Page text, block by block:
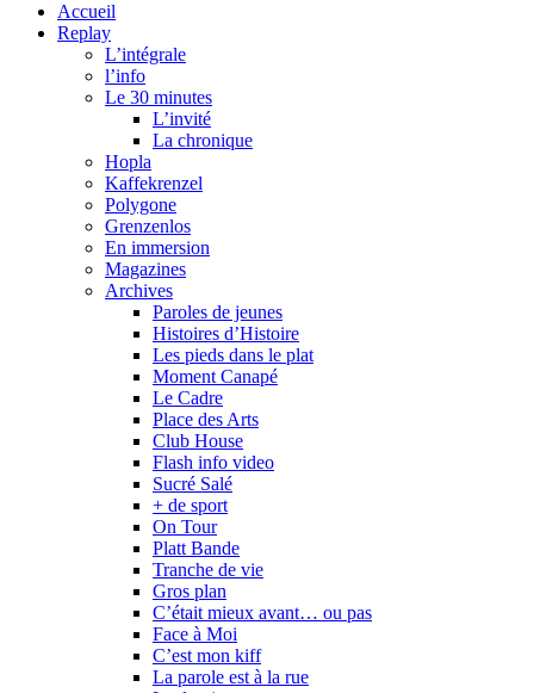
Accueil
Replay
L’intégrale
l’info
Le 30 minutes
L’invité
La chronique
Hopla
Kaffekrenzel
Polygone
Grenzenlos
En immersion
Magazines
Archives
Paroles de jeunes
Histoires d’Histoire
Les pieds dans le plat
Moment Canapé
Le Cadre
Place des Arts
Club House
Flash info video
Sucré Salé
+ de sport
On Tour
Platt Bande
Tranche de vie
Gros plan
C’était mieux avant… ou pas
Face à Moi
C’est mon kiff
La parole est à la rue